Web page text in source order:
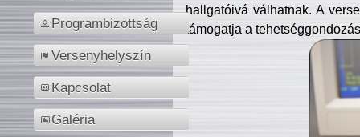
Programbizottság
Versenyhelyszín
Kapcsolat
Galéria
hallgatóivá válhatnak. A
támogatja a